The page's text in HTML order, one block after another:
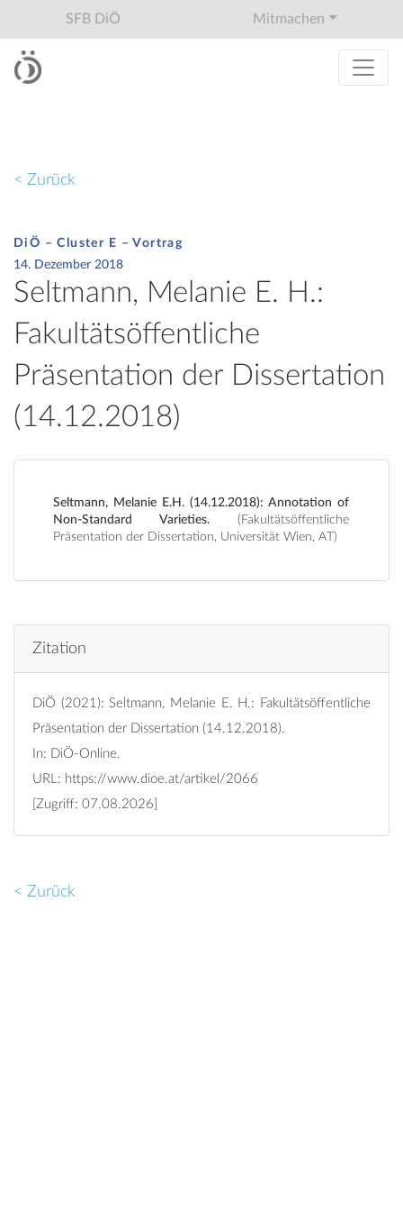
SFB DiÖ Mitmachen
< Zurück
DiÖ – Cluster E – Vortrag
14. Dezember 2018
Seltmann, Melanie E. H.:
Fakultätsöffentliche
Präsentation der Dissertation
(14.12.2018)
Seltmann, Melanie E.H. (14.12.2018): Annotation of
Non-Standard Varieties. (Fakultätsöffentliche
Präsentation der Dissertation, Universität Wien, AT)
Zitation
DiÖ (2021): Seltmann, Melanie E. H.: Fakultätsöffentliche
Präsentation der Dissertation (14.12.2018).
In: DiÖ-Online.
URL: https://www.dioe.at/artikel/2066
[Zugriff: 07.08.2026]
< Zurück